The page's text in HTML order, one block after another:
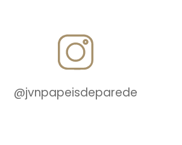
@jvnpapeisdeparede